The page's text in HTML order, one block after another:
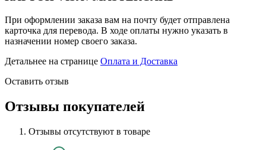
При оформлении заказа вам на почту будет отправлена
карточка для перевода. В ходе оплаты нужно указать в
назначении номер своего заказа.
Детальнее на странице Оплата и Доставка
Оставить отзыв
Отзывы покупателей
Отзывы отсутствуют в товаре